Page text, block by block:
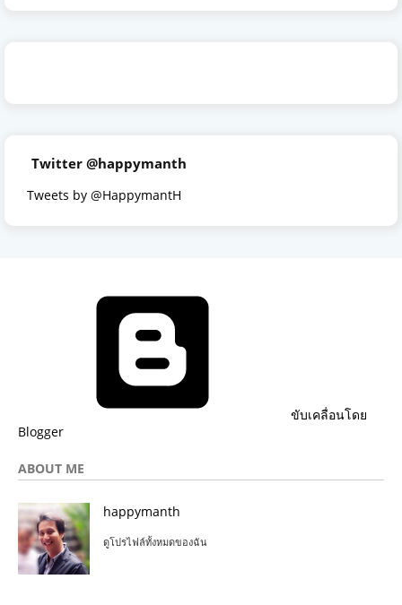
Twitter @happymanth
Tweets by @HappymantH
ขับเคลื่อนโดย
Blogger
ABOUT ME
happymanth
ดูโปรไฟล์ทั้งหมดของฉัน